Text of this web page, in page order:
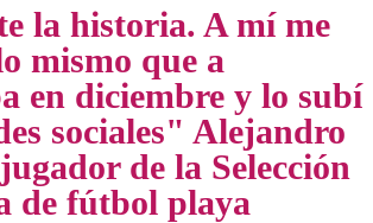
la historia. A mí me
mismo que a
en diciembre y lo subí
sociales" Alejandro
de la Selección
de fútbol playa